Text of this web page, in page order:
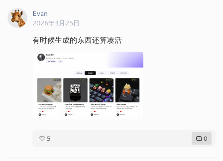
Evan
2026年3月25日
有时候生成的东西还算凑活
5 0